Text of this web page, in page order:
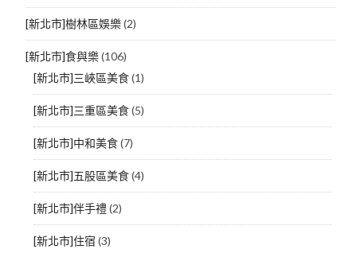
[新北市]樹林區娛樂(2)
[新北市]食與樂(106)
[新北市]三峽區美食(1)
[新北市]三重區美食(5)
[新北市]中和美食(7)
[新北市]五股區美食(4)
[新北市]伴手禮(2)
[新北市]住宿 (3)